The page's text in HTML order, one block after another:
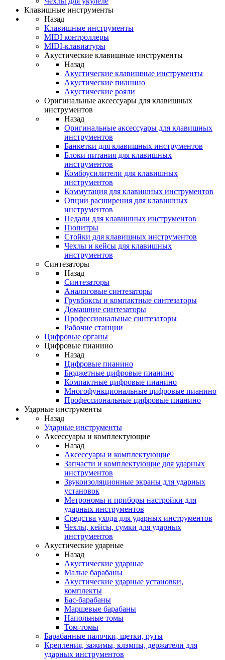
Клавишные инструменты
Назад
Клавишные инструменты
MIDI контроллеры
MIDI-клавиатуры
Акустические клавишные инструменты
Назад
Акустические клавишные инструменты
Акустические пианино
Акустические рояли
Оригинальные аксессуары для клавишных
инструментов
Назад
Оригинальные аксессуары для клавишных
инструментов
Банкетки для клавишных инструментов
Блоки питания для клавишных
инструментов
Комбоусилители для клавишных
инструментов
Коммутация для клавишных инструментов
Опции расширения для клавишных
инструментов
Педали для клавишных инструментов
Пюпитры
Стойки для клавишных инструментов
Чехлы и кейсы для клавишных
инструментов
Синтезаторы
Назад
Синтезаторы
Аналоговые синтезаторы
Грувбоксы и компактные синтезаторы
Домашние синтезаторы
Профессиональные синтезаторы
Рабочие станции
Цифровые органы
Цифровые пианино
Назад
Цифровые пианино
Бюджетные цифровые пианино
Компактные цифровые пианино
Многофункциональные цифровые пианино
Профессиональные цифровые пианино
Ударные инструменты
Назад
Ударные инструменты
Аксессуары и комплектующие
Назад
Аксессуары и комплектующие
Запчасти и комплектующие для ударных
инструментов
Звукоизоляционные экраны для ударных
установок
Метрономы и приборы настройки для
ударных инструментов
Средства ухода для ударных инструментов
Чехлы, кейсы, сумки для ударных
инструментов
Акустические ударные
Назад
Акустические ударные
Mалые барабаны
Акустические ударные установки,
комплекты
Бас-барабаны
Маршевые барабаны
Напольные томы
Том-томы
Барабанные палочки, щетки, руты
Крепления, зажимы, клэмпы, держатели для
ударных инструментов